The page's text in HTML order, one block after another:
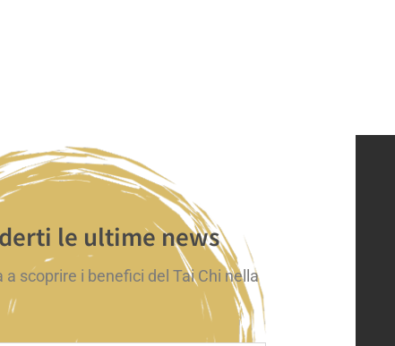
le ultime news
a scoprire i benefici del Tai Chi nella